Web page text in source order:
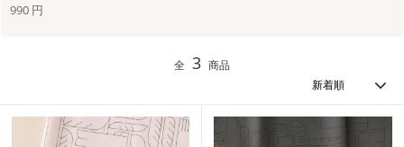
990 円
全 3 商品